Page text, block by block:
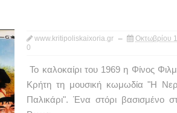
www.kritipoliskaixoria.gr
Οκτωβρίου
0
Το καλοκαίρι του 1969 η Φίνος
Κρήτη τη μουσική κωμωδία "Η
Παλικάρι". Ένα στόρι βασισμένο